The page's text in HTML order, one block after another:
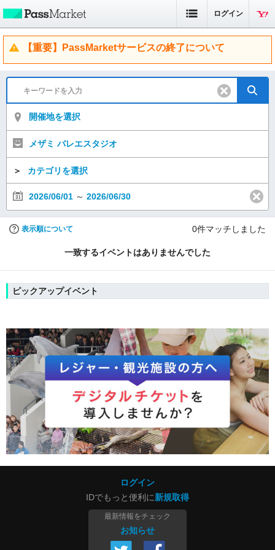
ログイン
【重要】PassMarketサービスの終了について
開催地を選択
メザミ バレエスタジオ
＞ カテゴリを選択
2026/06/01 ～ 2026/06/30
表示順について 0件マッチしました
一致するイベントはありませんでした
ピックアップイベント
ログイン
IDでもっと便利に新規取得
最新情報をチェック
お知らせ